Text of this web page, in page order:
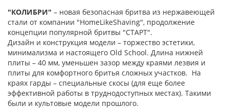
"КОЛИБРИ" – новая безопасная бритва из нержавеющей
стали от компании "HomeLikeShaving", продолжение
концепции популярной бритвы "СТАРТ".
Дизайн и конструкция модели – торжество эстетики,
минимализма и настоящего Old School. Длина нижней
плиты – 40 мм, уменьшен зазор между краями лезвия и
плиты для комфортного бритья сложных участков. На
краях гарды – специальные скосы (для еще более
эффективной работы в труднодоступных местах). Такими
были и культовые модели прошлого.